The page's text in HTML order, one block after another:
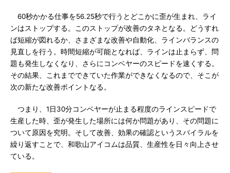
60秒かかる仕事を56.25秒で行うとどこかに歪が生まれ、ライ
ンはストップする。このストップが改善のタネとなる。どうすれ
ば短縮が図れるか、さまざまな改善や自動化、ラインバランスの
見直しを行う。時間短縮が可能となれば、ラインは止まらず、問
題も発生しなくなり、さらにコンベヤーのスピードを速くする。
その結果、これまでできていた作業ができなくなるので、そこが
次の新たな改善ポイントなる。
つまり、1日30分コンベヤーが止まる程度のラインスピードで
生産した時、歪が発生した場所には何か問題があり、その問題に
ついて原因を究明。そして改善、効果の確認というスパイラルを
繰り返すことで、和歌山アイコムは品質、生産性を日々向上させ
ている。